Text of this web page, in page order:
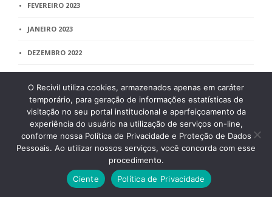
FEVEREIRO 2023
JANEIRO 2023
DEZEMBRO 2022
OUTUBRO 2022
SETEMBRO 2022
AGOSTO 2022
O Recivil utiliza cookies, armazenados apenas em caráter
temporário, para geração de informações estatísticas de
visitação no seu portal institucional e aperfeiçoamento da
experiência do usuário na utilização de serviços on-line,
conforme nossa Política de Privacidade e Proteção de Dados
Pessoais. Ao utilizar nossos serviços, você concorda com esse
procedimento.
Ciente
Política de Privacidade